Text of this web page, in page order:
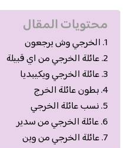
محتويات المقال
الخرجي وش يرجعون
عائلة الخرجي من اي قبيلة
عائلة الخرجي ويكيبديا
بطون عائلة الخرج
نسب عائلة الخرجي
عائلة الخرجي من سدير
عائلة الخرجي من وين